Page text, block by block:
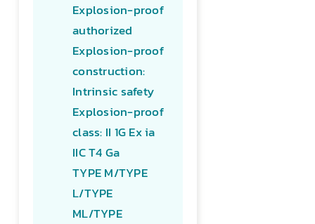
Explosion-proof
authorized
Explosion-proof
construction:
Intrinsic safety
Explosion-proof
class: II 1G Ex ia
IIC T4 Ga
TYPE M/TYPE
L/TYPE
ML/TYPE